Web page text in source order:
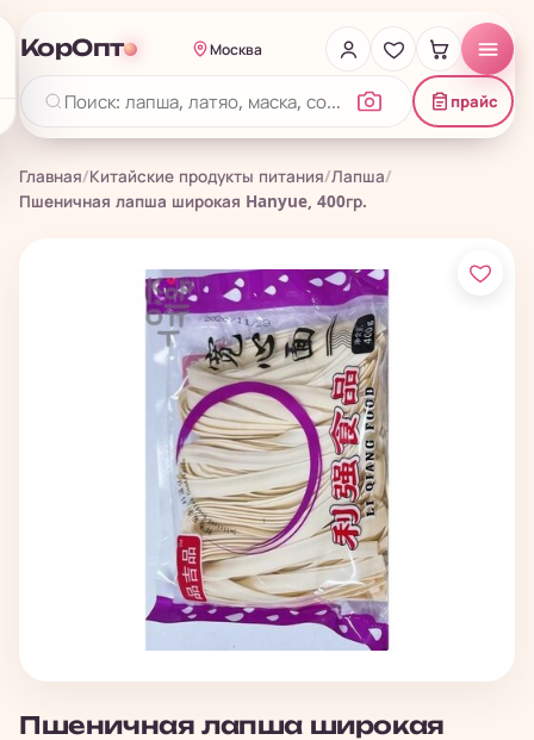
КорОпт Москва
прайс
Главная/Китайские продукты питания/Лапша/
Пшеничная лапша широкая Hanyue, 400гр.
Пшеничная лапша широкая